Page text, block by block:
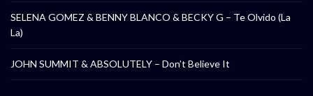
SELENA GOMEZ & BENNY BLANCO & BECKY G – Te Olvido (La
La)
JOHN SUMMIT & ABSOLUTELY – Don’t Believe It